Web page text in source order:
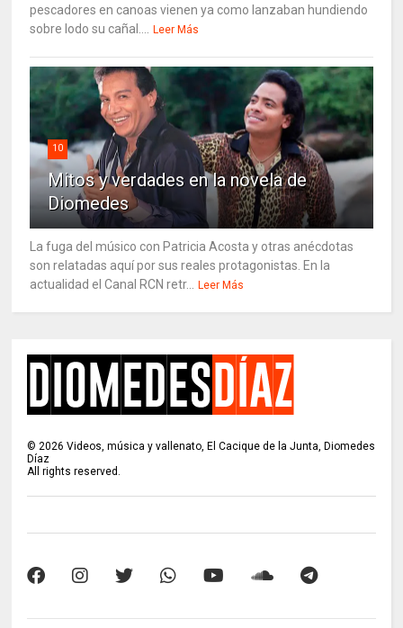
pescadores en canoas vienen ya como lanzaban hundiendo
sobre lodo su cañal.... Leer Más
10
Mitos y verdades en la novela de
Diomedes
La fuga del músico con Patricia Acosta y otras anécdotas
son relatadas aquí por sus reales protagonistas. En la
actualidad el Canal RCN retr... Leer Más
©2026 Videos, música y vallenato, El Cacique de la Junta, Diomedes
Díaz
All rights reserved.